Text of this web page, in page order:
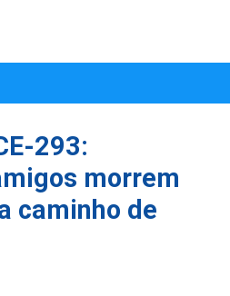
293:
morrem
caminho de